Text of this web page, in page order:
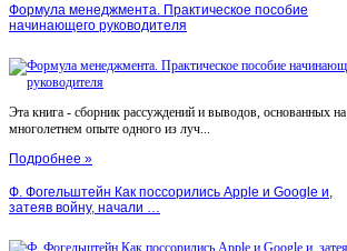
Формула менеджмента. Практическое пособие
начинающего руководителя
Эта книга - сборник рассуждений и выводов, основанных на
многолетнем опыте одного из луч...
Подробнее »
Ф. Фогельштейн Как поссорились Apple и Google и,
затеяв войну, начали …